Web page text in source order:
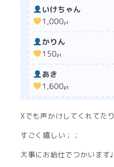
Xでも声かけしてくれてたり
すごく嬉しい︎；；
大事にお給仕でつかいます♩